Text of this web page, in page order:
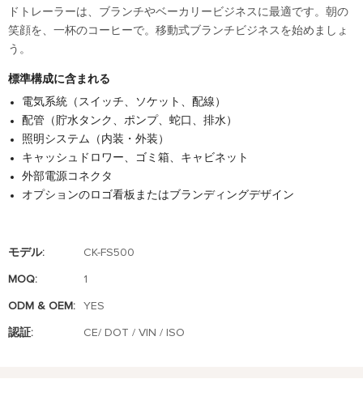
ドトレーラーは、ブランチやベーカリービジネスに最適です。朝の
笑顔を、一杯のコーヒーで。移動式ブランチビジネスを始めましょ
う。
標準構成に含まれる
電気系統（スイッチ、ソケット、配線）
配管（貯水タンク、ポンプ、蛇口、排水）
照明システム（内装・外装）
キャッシュドロワー、ゴミ箱、キャビネット
外部電源コネクタ
オプションのロゴ看板またはブランディングデザイン
モデル: CK-FS500
MOQ: 1
ODM & OEM: YES
認証: CE/ DOT / VIN / ISO